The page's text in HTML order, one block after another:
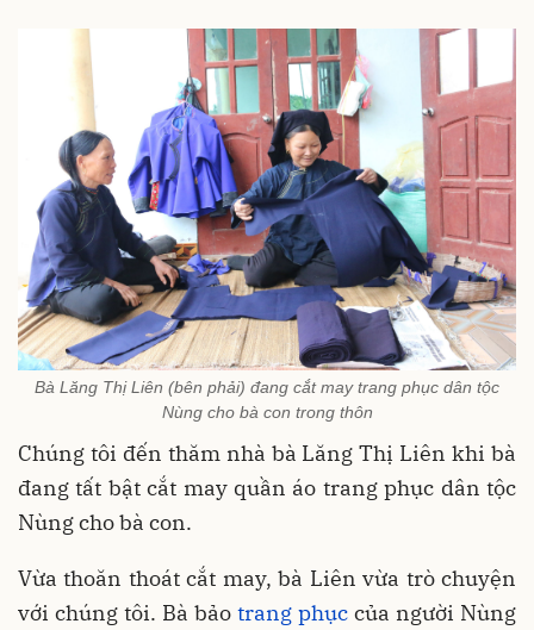
Bà Lăng Thị Liên (bên phải) đang cắt may trang phục dân tộc
Nùng cho bà con trong thôn
Chúng tôi đến thăm nhà bà Lăng Thị Liên khi bà
đang tất bật cắt may quần áo trang phục dân tộc
Nùng cho bà con.
Vừa thoăn thoát cắt may, bà Liên vừa trò chuyện
với chúng tôi. Bà bảo trang phục của người Nùng